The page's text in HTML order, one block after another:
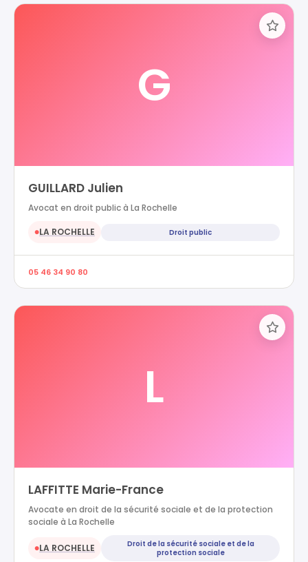
G
GUILLARD Julien
Avocat en droit public à La Rochelle
●LA ROCHELLE Droit public
05 46 34 90 80
L
LAFFITTE Marie-France
Avocate en droit de la sécurité sociale et de la protection
sociale à La Rochelle
●LA ROCHELLE
Droit de la sécurité sociale et de la
protection sociale